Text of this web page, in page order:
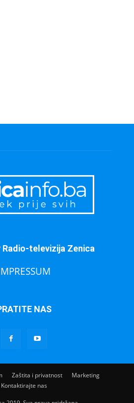
Radio-televizija Zenica
NAS
Zaštita i privatnost
Marketing
Kontaktirajte nas